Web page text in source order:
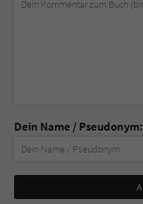
Dein Name / Pseudonym:
Nicht
ausfüllen!